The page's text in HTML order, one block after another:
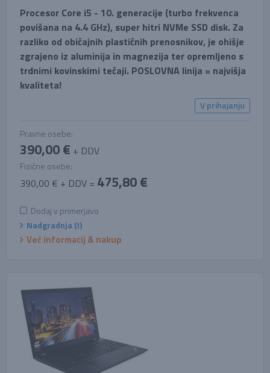
Procesor Core i5 - 10. generacije (turbo frekvenca
povišana na 4.4 GHz), super hitri NVMe SSD disk. Za
razliko od običajnih plastičnih prenosnikov, je ohišje
zgrajeno iz aluminija in magnezija ter opremljeno s
trdnimi kovinskimi tečaji. POSLOVNA linija = najvišja
kvaliteta!
V prihajanju
Pravne osebe:
390,00 € + DDV
Fizične osebe:
390,00 € + DDV = 475,80 €
Dodaj v primerjavo
Nadgradnja (!)
Več informacij & nakup